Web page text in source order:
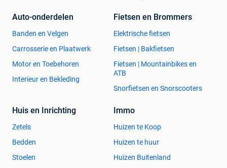
Auto-onderdelen
Banden en Velgen
Carrosserie en Plaatwerk
Motor en Toebehoren
Interieur en Bekleding
Fietsen en Brommers
Elektrische fietsen
Fietsen | Bakfietsen
Fietsen | Mountainbikes en
ATB
Snorfietsen en Snorscooters
Huis en Inrichting
Zetels
Bedden
Stoelen
Immo
Huizen te Koop
Huizen te huur
Huizen Buitenland